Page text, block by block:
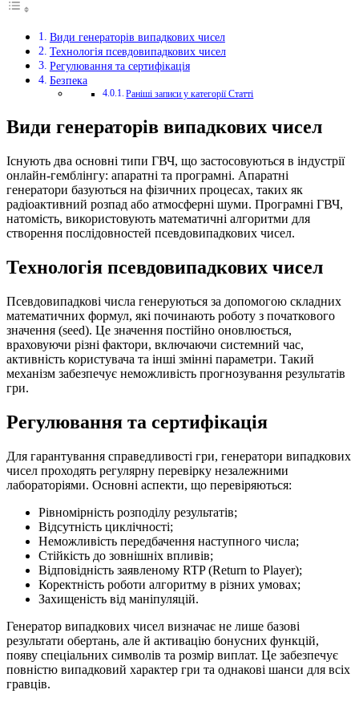
Види генераторів випадкових чисел
Технологія псевдовипадкових чисел
Регулювання та сертифікація
Безпека
Раніші записи у категорії Статті
Види генераторів випадкових чисел
Існують два основні типи ГВЧ, що застосовуються в індустрії
онлайн-гемблінгу: апаратні та програмні. Апаратні
генератори базуються на фізичних процесах, таких як
радіоактивний розпад або атмосферні шуми. Програмні ГВЧ,
натомість, використовують математичні алгоритми для
створення послідовностей псевдовипадкових чисел.
Технологія псевдовипадкових чисел
Псевдовипадкові числа генеруються за допомогою складних
математичних формул, які починають роботу з початкового
значення (seed). Це значення постійно оновлюється,
враховуючи різні фактори, включаючи системний час,
активність користувача та інші змінні параметри. Такий
механізм забезпечує неможливість прогнозування результатів
гри.
Регулювання та сертифікація
Для гарантування справедливості гри, генератори випадкових
чисел проходять регулярну перевірку незалежними
лабораторіями. Основні аспекти, що перевіряються:
Рівномірність розподілу результатів;
Відсутність циклічності;
Неможливість передбачення наступного числа;
Стійкість до зовнішніх впливів;
Відповідність заявленому RTP (Return to Player);
Коректність роботи алгоритму в різних умовах;
Захищеність від маніпуляцій.
Генератор випадкових чисел визначає не лише базові
результати обертань, але й активацію бонусних функцій,
появу спеціальних символів та розмір виплат. Це забезпечує
повністю випадковий характер гри та однакові шанси для всіх
гравців.